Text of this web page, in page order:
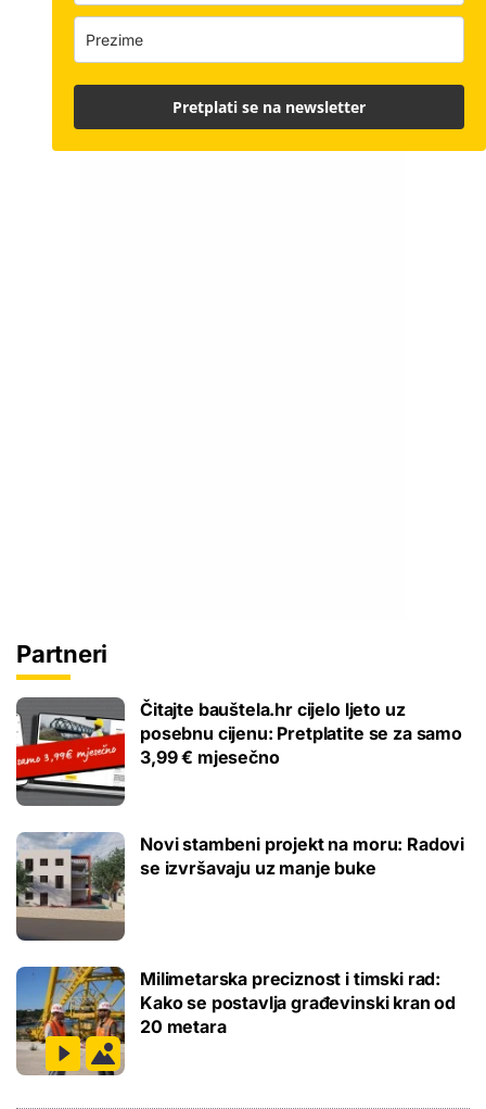
Partneri
Čitajte bauštela.hr cijelo ljeto uz
posebnu cijenu: Pretplatite se za samo
3,99 € mjesečno
Novi stambeni projekt na moru: Radovi
se izvršavaju uz manje buke
Milimetarska preciznost i timski rad:
Kako se postavlja građevinski kran od
20 metara
Pretplati se na newsletter